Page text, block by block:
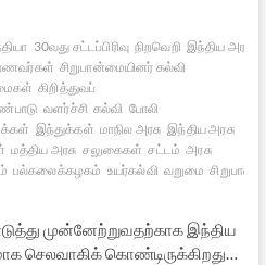
30வது சட்டப்பிரிவு நிறவெறி இந்திய
சிறுபான்மையினர் கல்வி
கிறித்துவப்
வளர்ச்சி கல்வி போலி
இந்துக்கள் மாநில அரசு இந்திய அரசு
மத்திய அரசு சலுகைகள் சட்டம் அரசு
பல்கலைக்கழகம் உயர்கல்வி வறுமை
முன்னேற்றுவதற்காக இந்திய
செலவாகிக் கொண்டிருக்கிறது…